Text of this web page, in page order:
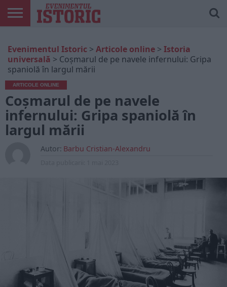
ONLINE
EDIȚII
TIPĂRITE
ISTORIC
PLAY
CONTUL
MEU
Evenimentul Istoric > Articole online > Istoria
universală > Coșmarul de pe navele infernului: Gripa
spaniolă în largul mării
ARTICOLE ONLINE
Coșmarul de pe navele
infernului: Gripa spaniolă în
largul mării
Autor: Barbu Cristian-Alexandru